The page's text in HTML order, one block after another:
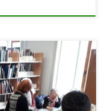
en rencontrer
d’une